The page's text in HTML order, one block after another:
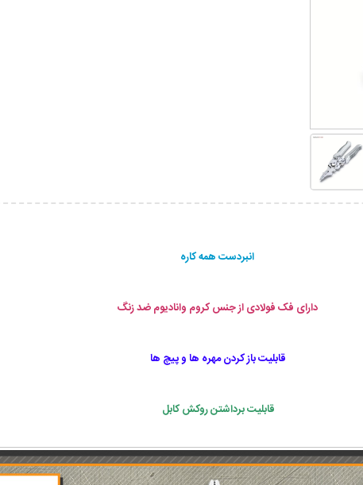
انبردست همه کاره
دارای فک فولادی از جنس کروم وانادیوم ضد زنگ
قابلیت باز کردن مهره ها و پیچ ها
قابلیت برداشتن روکش کابل